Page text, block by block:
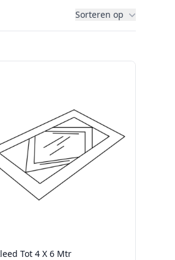
Sorteren op
Tot 4 X 6 Mtr